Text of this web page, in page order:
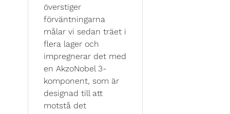
överstiger
förväntningarna
målar vi sedan träet i
flera lager och
impregnerar det med
en AkzoNobel 3-
komponent, som är
designad till att
motstå det